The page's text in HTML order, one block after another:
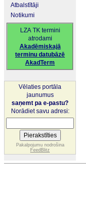
Atbalstītāji
Notikumi
LZA TK termini
atrodami
Akadēmiskajā
terminu datubāzē
AkadTerm
Vēlaties portāla
jaunumus
saņemt pa e-pastu?
Norādiet savu adresi:
Pakalpojumu nodrošina
FeedBlitz